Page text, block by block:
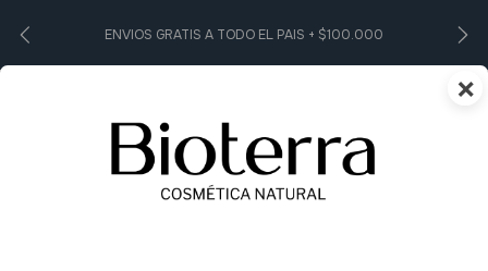
ENVIOS GRATIS A TODO EL PAIS + $100.000
0
×